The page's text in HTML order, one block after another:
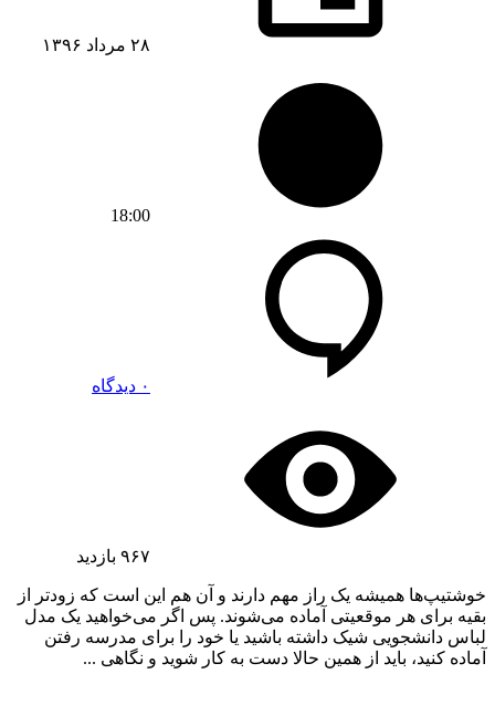
۲۸ مرداد ۱۳۹۶
18:00
۰ دیدگاه
۹۶۷ بازدید
خوشتیپ‌ها همیشه یک راز مهم دارند و آن هم این است که زودتر از
بقیه برای هر موقعیتی آماده می‌شوند. پس اگر می‌خواهید یک مدل
لباس دانشجویی شیک داشته باشید یا خود را برای مدرسه رفتن
آماده کنید، باید از همین حالا دست به کار شوید و نگاهی ...